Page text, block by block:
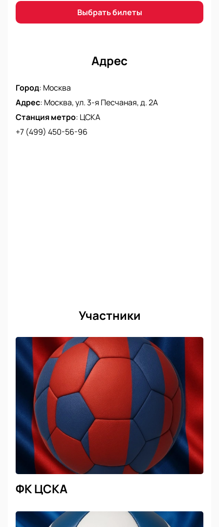
Выберите места по схеме трибун.
Забронируйте билеты онлайн или по
Доступны VIP-ложи для компаний.
Цена зависит от выбранных мест.
Выбрать билеты
Адрес
Город: Москва
Адрес: Москва, ул. 3-я Песчаная, д. 2А
Станция метро: ЦСКА
+7 (499) 450-56-96
Участники
ФК ЦСКА